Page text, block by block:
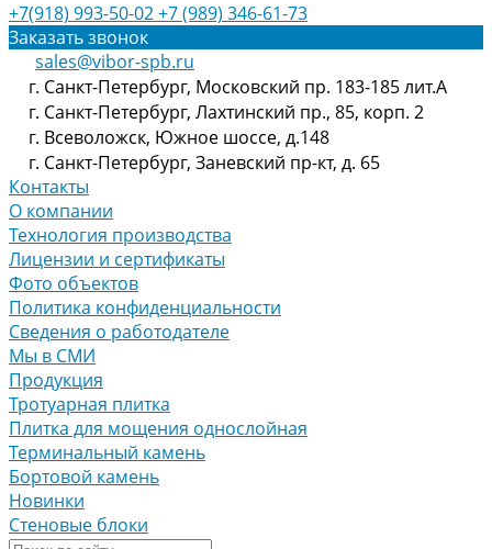
+7(918) 993-50-02+7 (989) 346-61-73
Заказать звонок
sales@vibor-spb.ru
г. Санкт-Петербург, Московский пр. 183-185 лит.А
г. Санкт-Петербург, Лахтинский пр., 85, корп. 2
г. Всеволожск, Южное шоссе, д.148
г. Санкт-Петербург, Заневский пр-кт, д. 65
Контакты
О компании
Технология производства
Лицензии и сертификаты
Фото объектов
Политика конфиденциальности
Сведения о работодателе
Мы в СМИ
Продукция
Тротуарная плитка
Плитка для мощения однослойная
Терминальный камень
Бортовой камень
Новинки
Стеновые блоки